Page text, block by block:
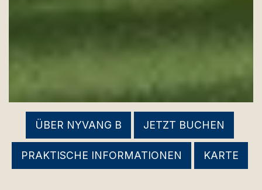
ÜBER NYVANG B JETZT BUCHEN
PRAKTISCHE INFORMATIONEN KARTE